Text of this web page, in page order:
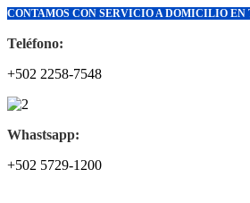
CONTAMOS CON SERVICIO A DOMICILIO
Teléfono:
+502 2258-7548
Whastsapp:
+502 5729-1200